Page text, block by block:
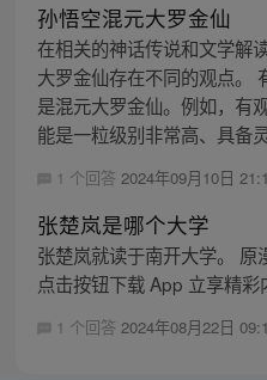
孙悟空混元大罗金仙
在相关的神话传说和文学解
大罗金仙存在不同的观点。
是混元大罗金仙。例如，有
能是一粒级别非常高、具备
1 个回答 2024年09月10日
张楚岚是哪个大学
张楚岚就读于南开大学。 原
点击按钮下载 App 立享精彩
1 个回答 2024年08月22日